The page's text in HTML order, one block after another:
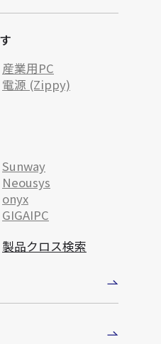
産業用PC
電源 (Zippy)
Sunway
Neousys
onyx
GIGAIPC
製品クロス検索